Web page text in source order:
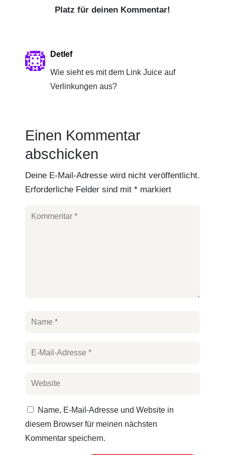
Platz für deinen Kommentar!
Detlef
Wie sieht es mit dem Link Juice auf
Verlinkungen aus?
Einen Kommentar
abschicken
Deine E-Mail-Adresse wird nicht veröffentlicht.
Erforderliche Felder sind mit * markiert
Name, E-Mail-Adresse und Website in
diesem Browser für meinen nächsten
Kommentar speichern.